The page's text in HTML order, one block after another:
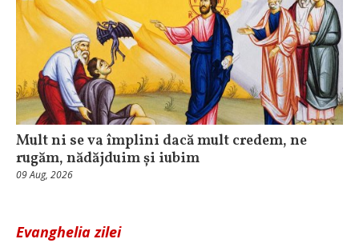
Mult ni se va împlini dacă mult credem, ne
rugăm, nădăjduim și iubim
09 Aug, 2026
Evanghelia zilei